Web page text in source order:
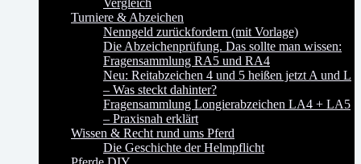
Vergleich
Turniere & Abzeichen
Nenngeld zurückfordern (mit Vorlage)
Die Abzeichenprüfung. Das sollte man wissen:
Fragensammlung RA5 und RA4
Neu: Reitabzeichen 4 und 5 heißen jetzt A und L
– Was steckt dahinter?
Fragensammlung Longierabzeichen LA4 + LA5
– Praxisnah erklärt
Wissen & Recht rund ums Pferd
Die Geschichte der Helmpflicht